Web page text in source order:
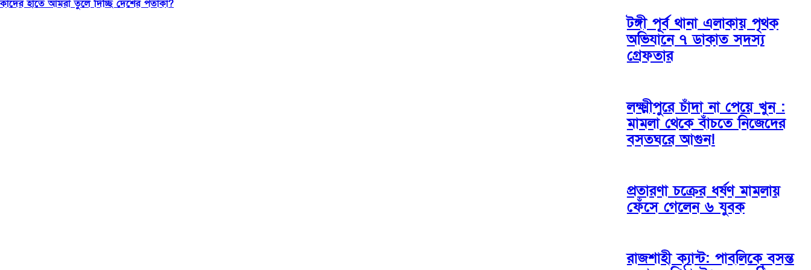
কাদের হাতে আমরা তুলে দিচ্ছি দেশের পতাকা?
টঙ্গী পূর্ব থানা এলাকায় পৃথক
অভিযানে ৭ ডাকাত সদস্য
গ্রেফতার
লক্ষ্মীপুরে চাঁদা না পেয়ে খুন :
মামলা থেকে বাঁচতে নিজেদের
বসতঘরে আগুন!
প্রতারণা চক্রের ধর্ষণ মামলায়
ফেঁসে গেলেন ৬ যুবক
রাজশাহী ক্যান্ট: পাবলিকে বসন্ত